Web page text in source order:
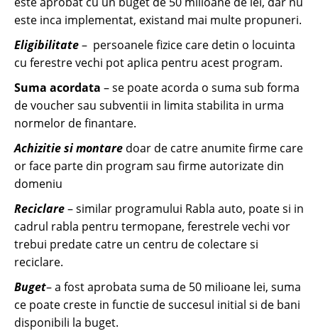
este inca implementat, existand mai multe propuneri.
Eligibilitate– persoanele fizice care detin o locuinta
cu ferestre vechi pot aplica pentru acest program.
Suma acordata – se poate acorda o suma sub forma
de voucher sau subventii in limita stabilita in urma
normelor de finantare.
Achizitie si montare doar de catre anumite firme care
or face parte din program sau firme autorizate din
domeniu
Reciclare– similar programului Rabla auto, poate si in
cadrul rabla pentru termopane, ferestrele vechi vor
trebui predate catre un centru de colectare si
reciclare.
Buget– a fost aprobata suma de 50 milioane lei, suma
ce poate creste in functie de succesul initial si de bani
disponibili la buget.